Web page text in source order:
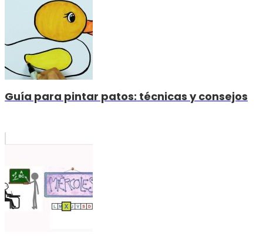
Guía para pintar patos: técnicas y consejos